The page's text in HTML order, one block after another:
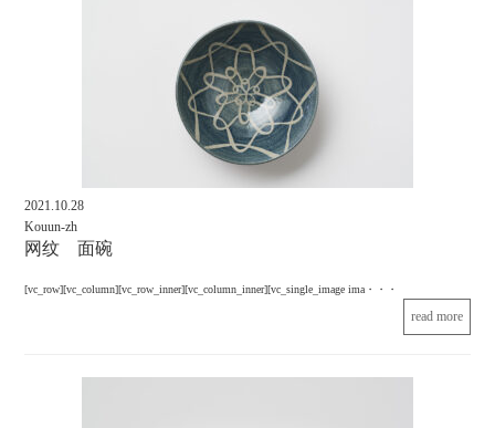
2021.10.28
Kouun-zh
网纹 面碗
[vc_row][vc_column][vc_row_inner][vc_column_inner][vc_single_image ima・・・
read more